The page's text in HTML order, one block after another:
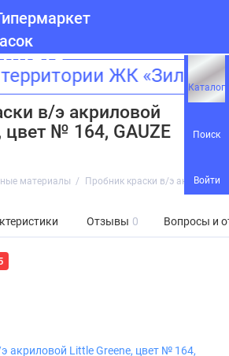
Каталог
Поиск
Войти
ЖК
в/э акриловой
цвет № 164, GAUZE
материалы Пробник краски в/э акриловой
Отзывы 0 Вопросы и